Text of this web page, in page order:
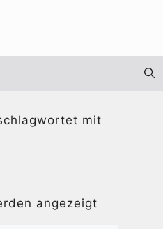
mit
angezeigt